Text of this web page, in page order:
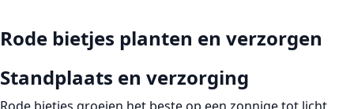
Rode bietjes planten en verzorgen
Standplaats en verzorging
Rode bietjes groeien het beste op een zonnige tot licht